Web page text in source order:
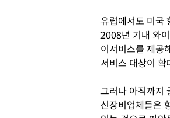
유럽에서도 미국
2008년 기내 와
이서비스를 제공
서비스 대상이
그러나 아직까지
신장비업체들은